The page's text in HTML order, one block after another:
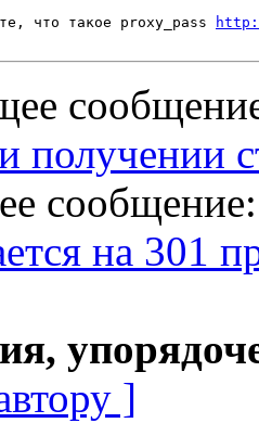
что такое proxy_pass
получении
на 301
]